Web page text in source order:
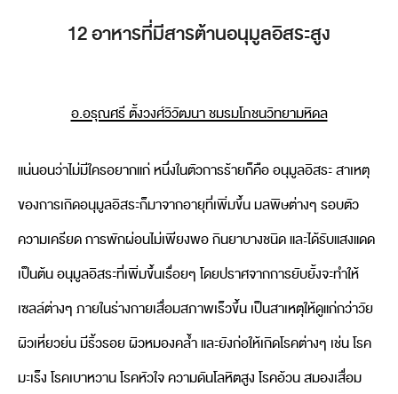
12 อาหารที่มีสารต้านอนุมูลอิสระสูง
อ.อรุณศรี ตั้งวงศ์วิวัฒนา ชมรมโภชนวิทยามหิดล
แน่นอนว่าไม่มีใครอยากแก่ หนึ่งในตัวการร้ายก็คือ อนุมูลอิสระ สาเหตุ
ของการเกิดอนุมูลอิสระก็มาจากอายุที่เพิ่มขึ้น มลพิษต่างๆ รอบตัว
ความเครียด การพักผ่อนไม่เพียงพอ กินยาบางชนิด และได้รับแสงแดด
เป็นต้น อนุมูลอิสระที่เพิ่มขึ้นเรื่อยๆ โดยปราศจากการยับยั้งจะทำให้
เซลล์ต่างๆ ภายในร่างกายเสื่อมสภาพเร็วขึ้น เป็นสาเหตุให้ดูแก่กว่าวัย
ผิวเหี่ยวย่น มีริ้วรอย ผิวหมองคล้ำ และยังก่อให้เกิดโรคต่างๆ เช่น โรค
มะเร็ง โรคเบาหวาน โรคหัวใจ ความดันโลหิตสูง โรคอ้วน สมองเสื่อม